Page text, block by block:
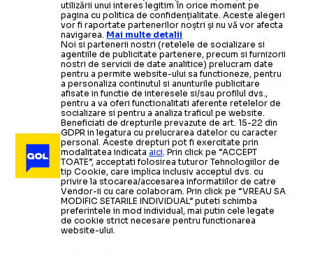
utilizării unui interes legitim în orice moment pe
pagina cu politica de confidențialitate. Aceste alegeri
vor fi raportate partenerilor noștri și nu vă vor afecta
navigarea. Mai multe detalii
Noi si partenerii nostri (retelele de socializare si
agentiile de publicitate partenere, precum si furnizorii
nostri de servicii de date analitice) prelucram date
pentru a permite website-ului sa functioneze, pentru
a personaliza continutul si anunturile publicitare
afisate in functie de interesele si/sau profilul dvs.,
pentru a va oferi functionalitati aferente retelelor de
socializare si pentru a analiza traficul pe website.
Beneficiati de drepturile prevazute de art. 15-22 din
GDPR in legatura cu prelucrarea datelor cu caracter
personal. Aceste drepturi pot fi exercitate prin
modalitatea indicataaici. Prin click pe “ACCEPT
TOATE”, acceptati folosirea tuturor Tehnologiilor de
tip Cookie, care implica inclusiv acceptul dvs. cu
privire la stocarea/accesarea informatiilor de catre
Vendor-ii cu care colaboram. Prin click pe “VREAU SA
MODIFIC SETARILE INDIVIDUAL” puteti schimba
preferintele in mod individual, mai putin cele legate
de cookie strict necesare pentru functionarea
website-ului.